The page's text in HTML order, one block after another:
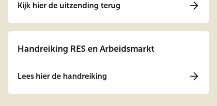
Kijk hier de uitzending terug
Handreiking RES en Arbeidsmarkt
Lees hier de handreiking